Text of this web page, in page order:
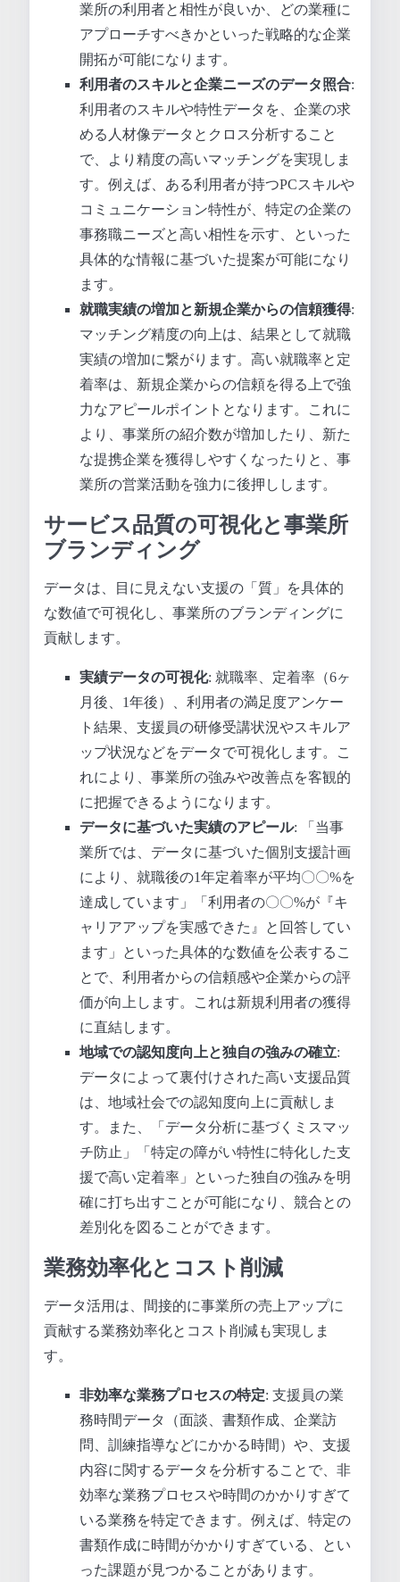
業所の利用者と相性が良いか、どの業種に
アプローチすべきかといった戦略的な企業
開拓が可能になります。
利用者のスキルと企業ニーズのデータ照合:
利用者のスキルや特性データを、企業の求
める人材像データとクロス分析すること
で、より精度の高いマッチングを実現しま
す。例えば、ある利用者が持つPCスキルや
コミュニケーション特性が、特定の企業の
事務職ニーズと高い相性を示す、といった
具体的な情報に基づいた提案が可能になり
ます。
就職実績の増加と新規企業からの信頼獲得:
マッチング精度の向上は、結果として就職
実績の増加に繋がります。高い就職率と定
着率は、新規企業からの信頼を得る上で強
力なアピールポイントとなります。これに
より、事業所の紹介数が増加したり、新た
な提携企業を獲得しやすくなったりと、事
業所の営業活動を強力に後押しします。
サービス品質の可視化と事業所
ブランディング
データは、目に見えない支援の「質」を具体的
な数値で可視化し、事業所のブランディングに
貢献します。
実績データの可視化: 就職率、定着率（6ヶ
月後、1年後）、利用者の満足度アンケー
ト結果、支援員の研修受講状況やスキルア
ップ状況などをデータで可視化します。こ
れにより、事業所の強みや改善点を客観的
に把握できるようになります。
データに基づいた実績のアピール: 「当事
業所では、データに基づいた個別支援計画
により、就職後の1年定着率が平均〇〇%を
達成しています」「利用者の〇〇%が『キ
ャリアアップを実感できた』と回答してい
ます」といった具体的な数値を公表するこ
とで、利用者からの信頼感や企業からの評
価が向上します。これは新規利用者の獲得
に直結します。
地域での認知度向上と独自の強みの確立:
データによって裏付けされた高い支援品質
は、地域社会での認知度向上に貢献しま
す。また、「データ分析に基づくミスマッ
チ防止」「特定の障がい特性に特化した支
援で高い定着率」といった独自の強みを明
確に打ち出すことが可能になり、競合との
差別化を図ることができます。
業務効率化とコスト削減
データ活用は、間接的に事業所の売上アップに
貢献する業務効率化とコスト削減も実現しま
す。
非効率な業務プロセスの特定: 支援員の業
務時間データ（面談、書類作成、企業訪
問、訓練指導などにかかる時間）や、支援
内容に関するデータを分析することで、非
効率な業務プロセスや時間のかかりすぎて
いる業務を特定できます。例えば、特定の
書類作成に時間がかかりすぎている、とい
った課題が見つかることがあります。